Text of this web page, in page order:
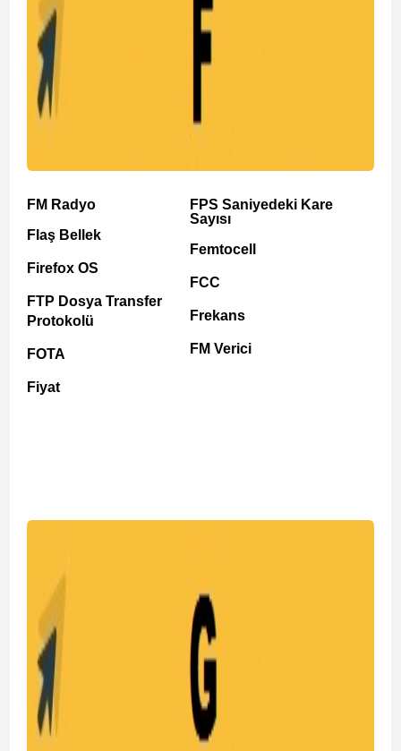
FM Radyo
Flaş Bellek
Firefox OS
FTP Dosya Transfer
Protokolü
FOTA
Fiyat
FPS Saniyedeki Kare
Sayısı
Femtocell
FCC
Frekans
FM Verici